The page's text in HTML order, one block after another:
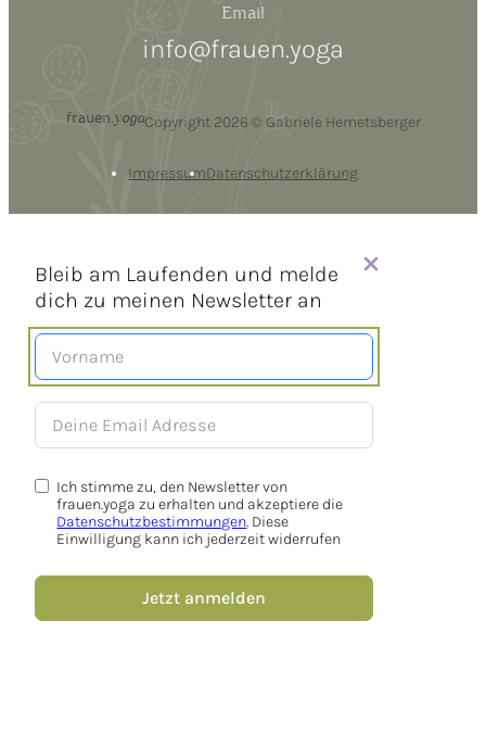
Email
info@frauen.yoga
frauen.yogaCopyright 2026 © Gabriele Hemetsberger
ImpressumDatenschutzerklärung
Bleib am Laufenden und melde
dich zu meinen Newsletter an
Ich stimme zu, den Newsletter von
frauen.yoga zu erhalten und akzeptiere die
Datenschutzbestimmungen. Diese
Einwilligung kann ich jederzeit widerrufen
Jetzt anmelden